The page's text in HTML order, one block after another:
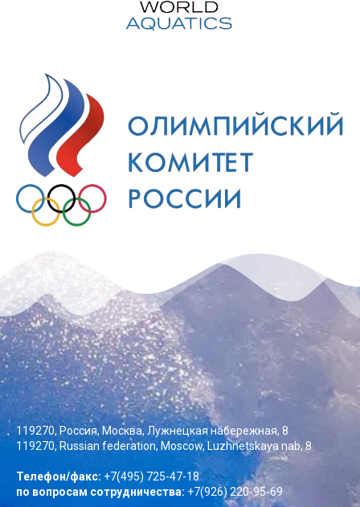
119270, Россия, Москва, Лужнецкая набережная, 8
119270, Russian federation, Moscow, Luzhnetskaya nab, 8
Телефон/факс: +7(495) 725-47-18
по вопросам сотрудничества: +7(926) 220-95-69